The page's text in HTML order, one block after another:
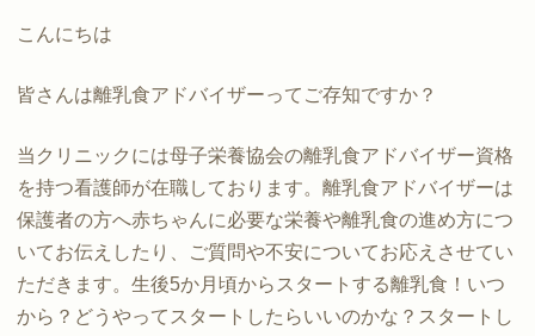
こんにちは
皆さんは離乳食アドバイザーってご存知ですか？
当クリニックには母子栄養協会の離乳食アドバイザー資格
を持つ看護師が在職しております。離乳食アドバイザーは
保護者の方へ赤ちゃんに必要な栄養や離乳食の進め方につ
いてお伝えしたり、ご質問や不安についてお応えさせてい
ただきます。生後5か月頃からスタートする離乳食！いつ
から？どうやってスタートしたらいいのかな？スタートし